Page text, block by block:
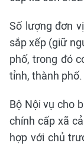
Số lượng đơn
sắp xếp (giữ
phố, trong đó
tỉnh, thành phố.
Bộ Nội vụ cho
chính cấp xã
hợp với chủ